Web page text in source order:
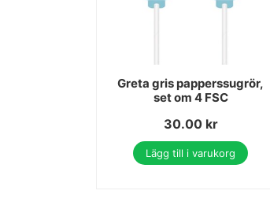
Greta gris papperssugrör,
set om 4 FSC
30.00 kr
Lägg till i varukorg